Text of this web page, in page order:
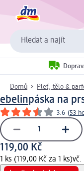
Hledat a najít
Domů Pleť, tělo &
ebelinpáska na
3.6 (53
119,00 Kč
1 ks (119,00 Kč za 1 ks)vč.